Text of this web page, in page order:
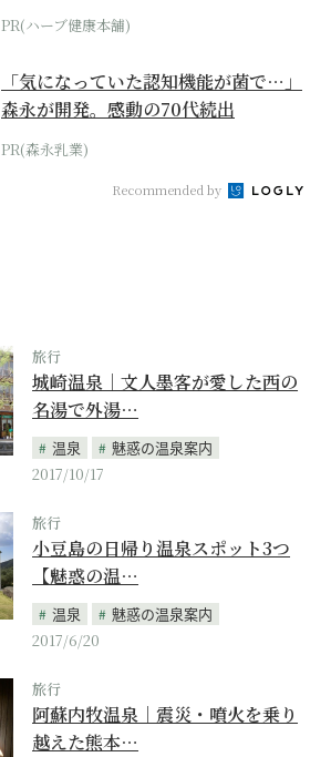
PR(ハーブ健康本舗)
「気になっていた認知機能が菌で…」
森永が開発。感動の70代続出
PR(森永乳業)
Recommended by
旅行
城崎温泉｜文人墨客が愛した西の
名湯で外湯…
温泉
魅惑の温泉案内
2017/10/17
旅行
小豆島の日帰り温泉スポット3つ
【魅惑の温…
温泉
魅惑の温泉案内
2017/6/20
旅行
阿蘇内牧温泉｜震災・噴火を乗り
越えた熊本…